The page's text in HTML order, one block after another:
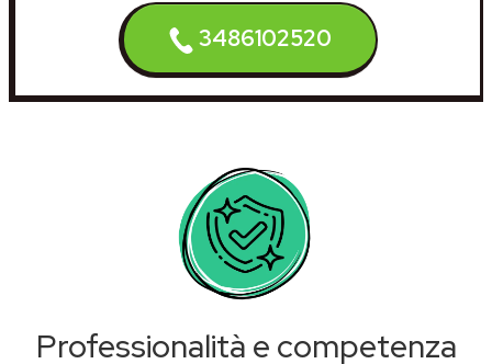
3486102520
Professionalità e competenza